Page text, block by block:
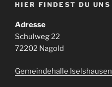
HIER FINDEST DU UNS
Adresse
Schulweg 22
72202 Nagold
Gemeindehalle Iselshausen